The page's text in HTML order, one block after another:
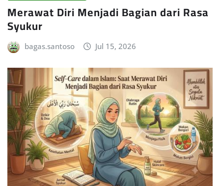
Merawat Diri Menjadi Bagian dari Rasa
Syukur
bagas.santoso Jul 15, 2026